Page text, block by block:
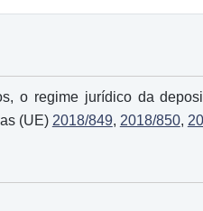
o regime jurídico da
(UE) 2018/849, 2018/850,